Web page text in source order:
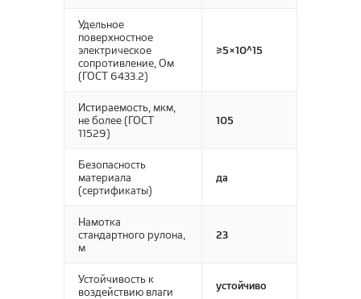
Удельное
поверхностное
электрическое
сопротивление, Ом
(ГОСТ 6433.2)
≥5×10^15
Истираемость, мкм,
не более (ГОСТ
11529)
105
Безопасность
материала
(сертификаты)
да
Намотка
стандартного рулона,
м
23
Устойчивость к
воздействию влаги
устойчиво